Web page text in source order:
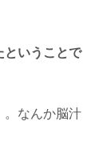
ということで
なんか脳汁